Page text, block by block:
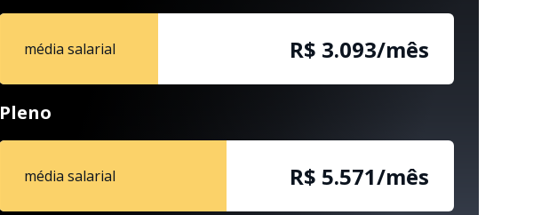
média salarial R$ 3.093/mês
Pleno
média salarial R$ 5.571/mês